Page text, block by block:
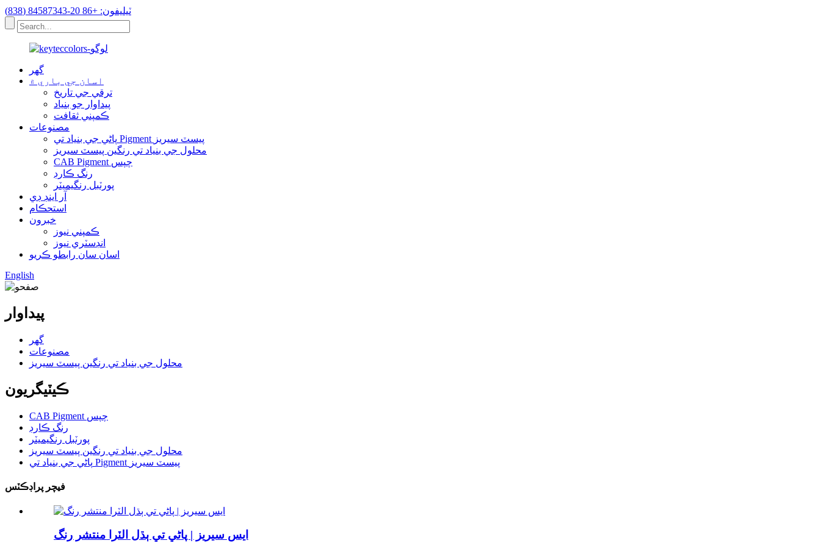
ٽيليفون: +86 20-84587343 (838)
گهر
اسان جي باري ۾
ترقي جي تاريخ
پيداوار جو بنياد
ڪمپني ثقافت
مصنوعات
پاڻي جي بنياد تي Pigment پيسٽ سيريز
محلول جي بنياد تي رنگين پيسٽ سيريز
CAB Pigment چپس
رنگ ڪارڊ
پورٽبل رنگيميٽر
آر اينڊ ڊي
استحڪام
خبرون
ڪمپني نيوز
انڊسٽري نيوز
اسان سان رابطو ڪريو
English
پيداوار
گهر
مصنوعات
محلول جي بنياد تي رنگين پيسٽ سيريز
ڪيٽيگريون
CAB Pigment چپس
رنگ ڪارڊ
پورٽبل رنگيميٽر
محلول جي بنياد تي رنگين پيسٽ سيريز
پاڻي جي بنياد تي Pigment پيسٽ سيريز
فيچر پراڊڪٽس
ايس سيريز | پاڻي تي ٻڌل الٽرا منتشر رنگ